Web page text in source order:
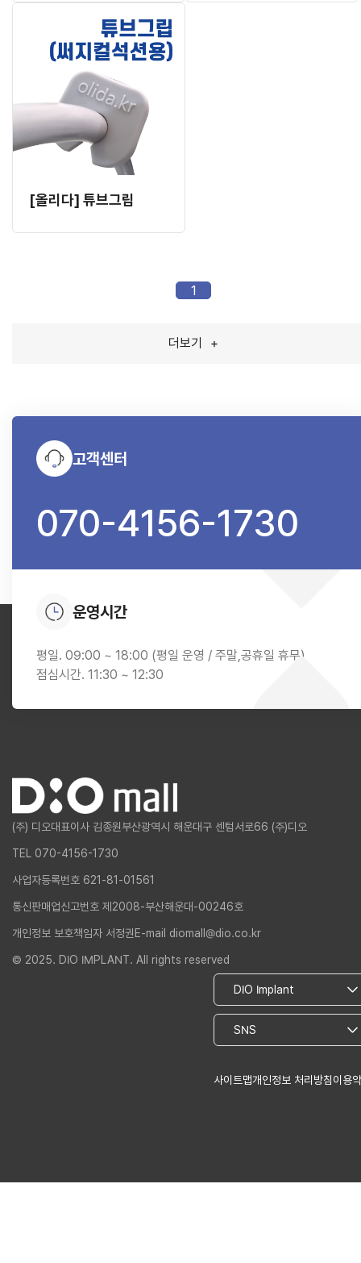
[올리다] 튜브그립
1
더보기 +
고객센터
070-4156-1730
운영시간
평일. 09:00 ~ 18:00 (평일 운영 / 주말,공휴일 휴무)
점심시간. 11:30 ~ 12:30
(주) 디오대표이사 김종원부산광역시 해운대구 센텀서로66 (주)디오
TEL 070-4156-1730
사업자등록번호 621-81-01561
통신판매업신고번호 제2008-부산해운대-00246호
개인정보 보호책임자 서정권 E-mail diomall@dio.co.kr
© 2025. DIO IMPLANT. All rights reserved
사이트맵개인정보 처리방침이용